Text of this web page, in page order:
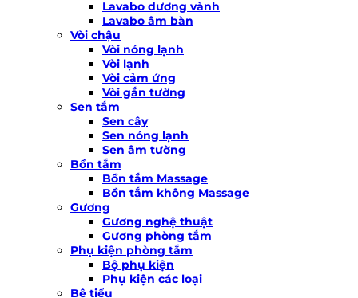
Lavabo dương vành
Lavabo âm bàn
Vòi chậu
Vòi nóng lạnh
Vòi lạnh
Vòi cảm ứng
Vòi gắn tường
Sen tắm
Sen cây
Sen nóng lạnh
Sen âm tường
Bồn tắm
Bồn tắm Massage
Bồn tắm không Massage
Gương
Gương nghệ thuật
Gương phòng tắm
Phụ kiện phòng tắm
Bộ phụ kiện
Phụ kiện các loại
Bệ tiểu